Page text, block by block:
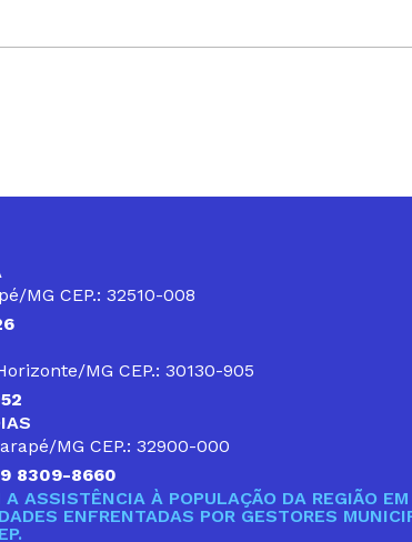
MG CEP.: 32510-008
MG CEP.: 30130-905
MG CEP.: 32900-000
9 8309-8660
ASSISTÊNCIA À POPULAÇÃO DA REGIÃO
ENFRENTADAS POR GESTORES